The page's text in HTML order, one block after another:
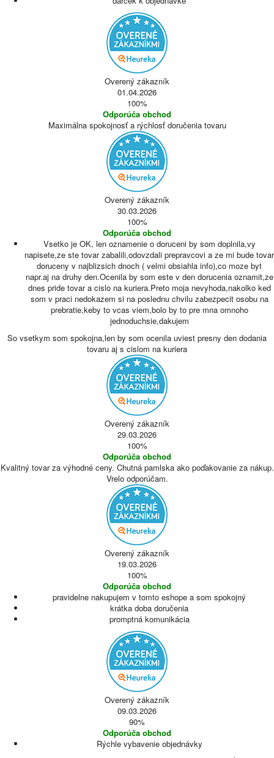
Overený zákazník
01.04.2026
100%
Odporúča obchod
Maximálna spokojnosť a rýchlosť doručenia tovaru
Overený zákazník
30.03.2026
100%
Odporúča obchod
Vsetko je OK, len oznamenie o doruceni by som doplnila,vy
napisete,ze ste tovar zabalili,odovzdali prepravcovi a ze mi bude tovar
doruceny v najblizsich dnoch ( velmi obsiahla info),co moze byt
napr.aj na druhy den.Ocenila by som este v den dorucenia oznamit,ze
dnes pride tovar a cislo na kuriera.Preto moja nevyhoda,nakolko ked
som v praci nedokazem si na poslednu chvilu zabezpecit osobu na
prebratie,keby to vcas viem,bolo by to pre mna omnoho
jednoduchsie,dakujem
So vsetkym som spokojna,len by som ocenila uviest presny den dodania
tovaru aj s cislom na kuriera
Overený zákazník
29.03.2026
100%
Odporúča obchod
Kvalitný tovar za výhodné ceny. Chutná pamlska ako poďakovanie za nákup.
Vrelo odporúčam.
Overený zákazník
19.03.2026
100%
Odporúča obchod
pravidelne nakupujem v tomto eshope a som spokojný
krátka doba doručenia
promptná komunikácia
Overený zákazník
09.03.2026
90%
Odporúča obchod
Rýchle vybavenie objednávky